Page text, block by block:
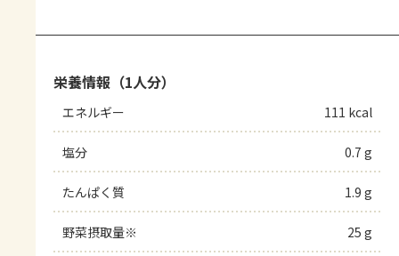
栄養情報（1人分）
エネルギー 111 kcal
塩分 0.7 g
たんぱく質 1.9 g
野菜摂取量※ 25 g